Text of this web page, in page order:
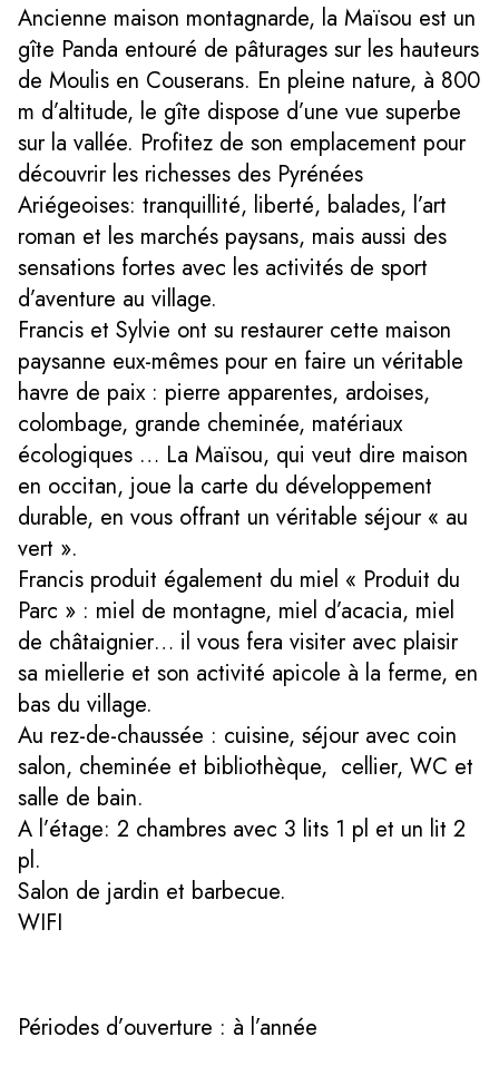
Ancienne maison montagnarde, la Maïsou est un
gîte Panda entouré de pâturages sur les hauteurs
de Moulis en Couserans. En pleine nature, à 800
m d’altitude, le gîte dispose d’une vue superbe
sur la vallée. Profitez de son emplacement pour
découvrir les richesses des Pyrénées
Ariégeoises: tranquillité, liberté, balades, l’art
roman et les marchés paysans, mais aussi des
sensations fortes avec les activités de sport
d’aventure au village.
Francis et Sylvie ont su restaurer cette maison
paysanne eux-mêmes pour en faire un véritable
havre de paix : pierre apparentes, ardoises,
colombage, grande cheminée, matériaux
écologiques … La Maïsou, qui veut dire maison
en occitan, joue la carte du développement
durable, en vous offrant un véritable séjour « au
vert ».
Francis produit également du miel « Produit du
Parc » : miel de montagne, miel d’acacia, miel
de châtaignier… il vous fera visiter avec plaisir
sa miellerie et son activité apicole à la ferme, en
bas du village.
Au rez-de-chaussée : cuisine, séjour avec coin
salon, cheminée et bibliothèque, cellier, WC et
salle de bain.
A l’étage: 2 chambres avec 3 lits 1 pl et un lit 2
pl.
Salon de jardin et barbecue.
WIFI
Périodes d’ouverture : à l’année